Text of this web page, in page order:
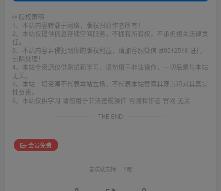
© 版权声明
1、本站内容转载于网络，版权归原作者所有！
2、本站仅提供信息存储空间服务，不拥有所有权，不承担相关法律责
任。
3、本站内容若侵犯到你的版权利益，请加客服微信 zt0512518 进行
删除处理！
4、本站全资源仅供测试和学习，请勿用于非法操作，一切后果与本站
无关。
5、本站一切资源不代表本站立场，不代表本站赞同其观点和对其真实
性负责。
6、本站仅供学习 请勿用于非法违规操作 否则和作者 官网 无关
THE END
会员免费
喜欢就支持一下吧